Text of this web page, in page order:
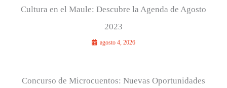
Cultura en el Maule: Descubre la Agenda de Agosto
2023
agosto 4, 2026
Concurso de Microcuentos: Nuevas Oportunidades